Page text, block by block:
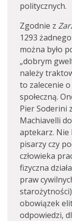
politycznych.
Zgodnie z
1293
można było
„dobrym
należy
to zalecenie
społeczną.
Pier Soderini
Machiavelli
aptekarz. Nie
pisarzy czy
człowieka
fizyczna
praw
obowiązek
odpowiedzi,